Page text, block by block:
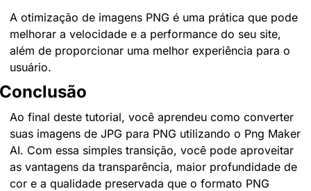
A otimização de imagens PNG é uma prática que pode
melhorar a velocidade e a performance do seu site,
além de proporcionar uma melhor experiência para o
usuário.
Conclusão
Ao final deste tutorial, você aprendeu como converter
suas imagens de JPG para PNG utilizando o Png Maker
AI. Com essa simples transição, você pode aproveitar
as vantagens da transparência, maior profundidade de
cor e a qualidade preservada que o formato PNG